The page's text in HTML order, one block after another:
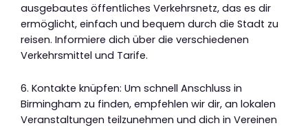
ausgebautes öffentliches Verkehrsnetz, das es dir
ermöglicht, einfach und bequem durch die Stadt zu
reisen. Informiere dich über die verschiedenen
Verkehrsmittel und Tarife.
6. Kontakte knüpfen: Um schnell Anschluss in
Birmingham zu finden, empfehlen wir dir, an lokalen
Veranstaltungen teilzunehmen und dich in Vereinen